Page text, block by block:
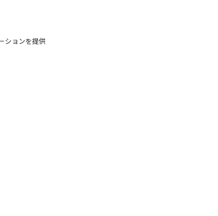
ションを提供